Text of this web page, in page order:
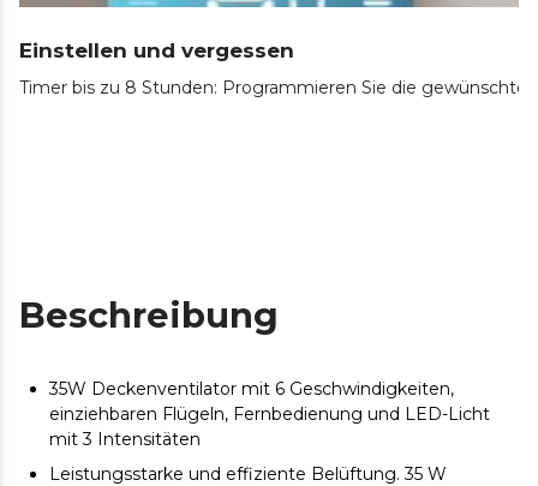
Einstellen und vergessen
Timer bis zu 8 Stunden: Programmieren Sie die
Beschreibung
35W Deckenventilator mit 6 Geschwindigkeiten,
einziehbaren Flügeln, Fernbedienung und LED-Licht
mit 3 Intensitäten
Leistungsstarke und effiziente Belüftung. 35 W